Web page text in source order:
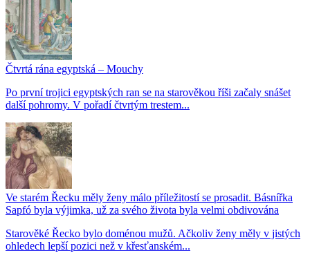
Čtvrtá rána egyptská – Mouchy
Po první trojici egyptských ran se na starověkou říši začaly snášet
další pohromy. V pořadí čtvrtým trestem...
Ve starém Řecku měly ženy málo příležitostí se prosadit. Básnířka
Sapfó byla výjimka, už za svého života byla velmi obdivována
Starověké Řecko bylo doménou mužů. Ačkoliv ženy měly v jistých
ohledech lepší pozici než v křesťanském...